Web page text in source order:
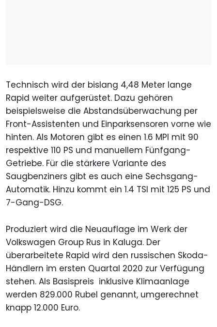
Technisch wird der bislang 4,48 Meter lange
Rapid weiter aufgerüstet. Dazu gehören
beispielsweise die Abstandsüberwachung per
Front-Assistenten und Einparksensoren vorne wie
hinten. Als Motoren gibt es einen 1.6 MPI mit 90
respektive 110 PS und manuellem Fünfgang-
Getriebe. Für die stärkere Variante des
Saugbenziners gibt es auch eine Sechsgang-
Automatik. Hinzu kommt ein 1.4 TSI mit 125 PS und
7-Gang-DSG.
Produziert wird die Neuauflage im Werk der
Volkswagen Group Rus in Kaluga. Der
überarbeitete Rapid wird den russischen Skoda-
Händlern im ersten Quartal 2020 zur Verfügung
stehen. Als Basispreis inklusive Klimaanlage
werden 829.000 Rubel genannt, umgerechnet
knapp 12.000 Euro.